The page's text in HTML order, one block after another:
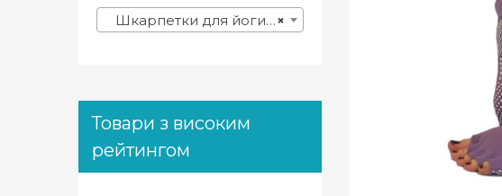
×
Шкарпетки для йоги, пілатесу, танців (7)
Товари з високим
рейтингом